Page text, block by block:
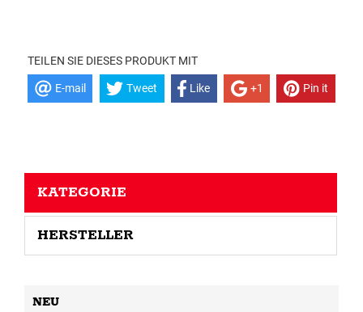
TEILEN SIE DIESES PRODUKT MIT
E-mail Tweet Like +1 Pin it
KATEGORIE
HERSTELLER
NEU